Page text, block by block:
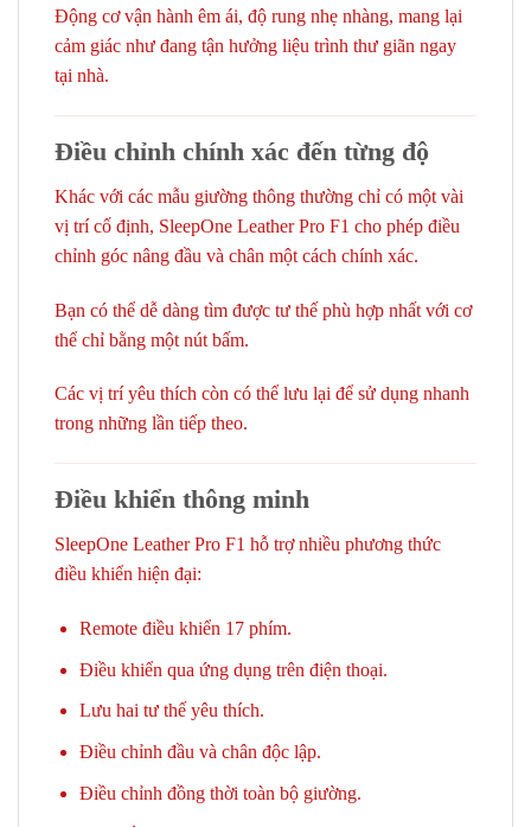
Động cơ vận hành êm ái, độ rung nhẹ nhàng, mang lại
cảm giác như đang tận hưởng liệu trình thư giãn ngay
tại nhà.
Điều chỉnh chính xác đến từng độ
Khác với các mẫu giường thông thường chỉ có một vài
vị trí cố định, SleepOne Leather Pro F1 cho phép điều
chỉnh góc nâng đầu và chân một cách chính xác.
Bạn có thể dễ dàng tìm được tư thế phù hợp nhất với cơ
thể chỉ bằng một nút bấm.
Các vị trí yêu thích còn có thể lưu lại để sử dụng nhanh
trong những lần tiếp theo.
Điều khiển thông minh
SleepOne Leather Pro F1 hỗ trợ nhiều phương thức
điều khiển hiện đại:
Remote điều khiển 17 phím.
Điều khiển qua ứng dụng trên điện thoại.
Lưu hai tư thế yêu thích.
Điều chỉnh đầu và chân độc lập.
Điều chỉnh đồng thời toàn bộ giường.